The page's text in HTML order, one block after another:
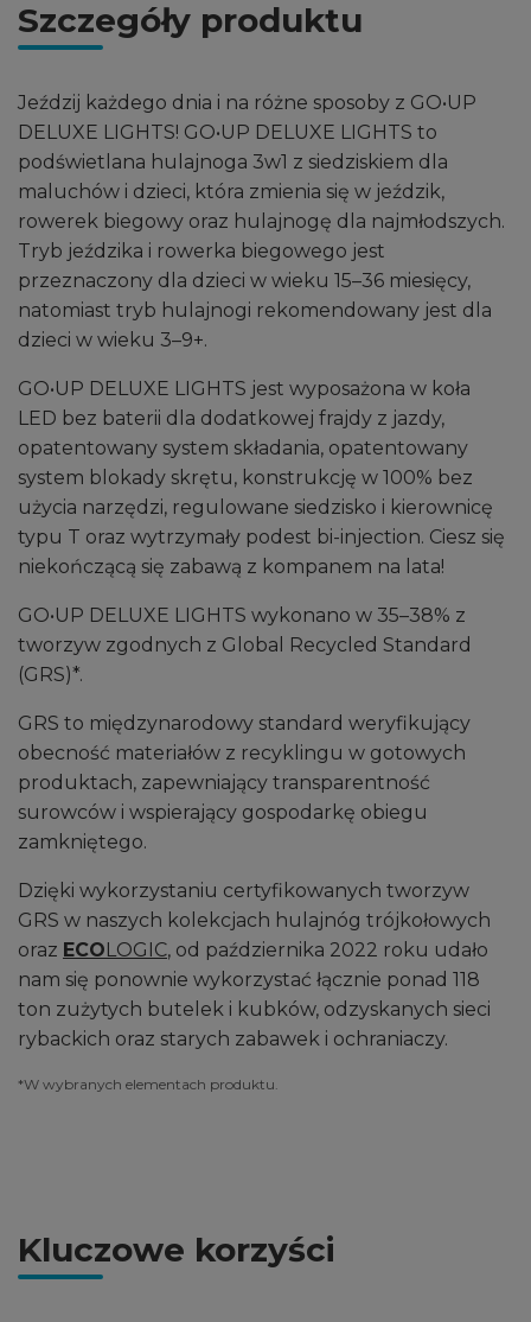
Szczegóły produktu
Jeździj każdego dnia i na różne sposoby z GO•UP
DELUXE LIGHTS! GO•UP DELUXE LIGHTS to
podświetlana hulajnoga 3w1 z siedziskiem dla
maluchów i dzieci, która zmienia się w jeździk,
rowerek biegowy oraz hulajnogę dla najmłodszych.
Tryb jeździka i rowerka biegowego jest
przeznaczony dla dzieci w wieku 15–36 miesięcy,
natomiast tryb hulajnogi rekomendowany jest dla
dzieci w wieku 3–9+.
GO•UP DELUXE LIGHTS jest wyposażona w koła
LED bez baterii dla dodatkowej frajdy z jazdy,
opatentowany system składania, opatentowany
system blokady skrętu, konstrukcję w 100% bez
użycia narzędzi, regulowane siedzisko i kierownicę
typu T oraz wytrzymały podest bi-injection. Ciesz się
niekończącą się zabawą z kompanem na lata!
GO•UP DELUXE LIGHTS wykonano w 35–38% z
tworzyw zgodnych z Global Recycled Standard
(GRS)*.
GRS to międzynarodowy standard weryfikujący
obecność materiałów z recyklingu w gotowych
produktach, zapewniający transparentność
surowców i wspierający gospodarkę obiegu
zamkniętego.
Dzięki wykorzystaniu certyfikowanych tworzyw
GRS w naszych kolekcjach hulajnóg trójkołowych
oraz ECOLOGIC, od października 2022 roku udało
nam się ponownie wykorzystać łącznie ponad 118
ton zużytych butelek i kubków, odzyskanych sieci
rybackich oraz starych zabawek i ochraniaczy.
*W wybranych elementach produktu.
Kluczowe korzyści